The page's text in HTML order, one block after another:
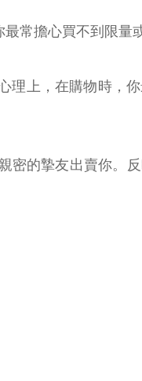
擔心買不到限量
上，在購物時，
的摯友出賣你。